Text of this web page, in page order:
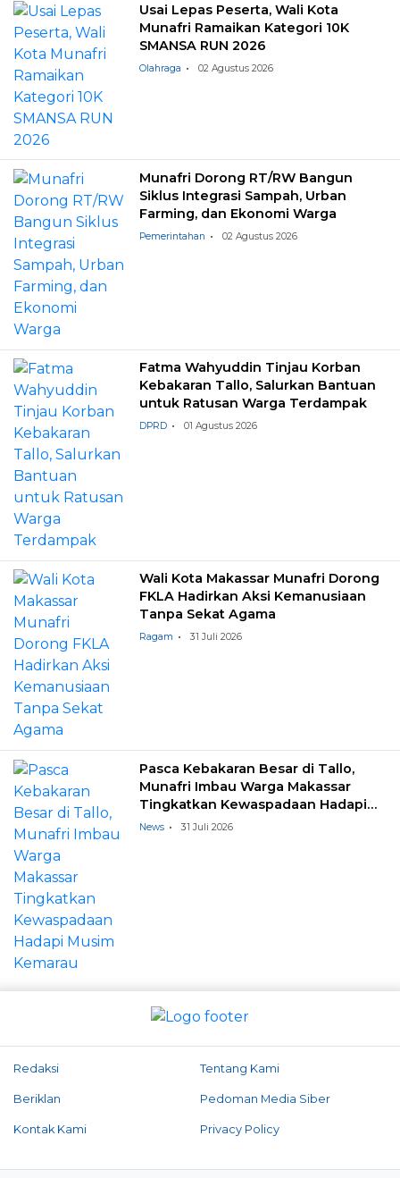
Usai Lepas Peserta, Wali Kota
Munafri Ramaikan Kategori 10K
SMANSA RUN 2026
Olahraga 02 Agustus 2026
Munafri Dorong RT/RW Bangun
Siklus Integrasi Sampah, Urban
Farming, dan Ekonomi Warga
Pemerintahan 02 Agustus 2026
Fatma Wahyuddin Tinjau Korban
Kebakaran Tallo, Salurkan Bantuan
untuk Ratusan Warga Terdampak
DPRD 01 Agustus 2026
Wali Kota Makassar Munafri Dorong
FKLA Hadirkan Aksi Kemanusiaan
Tanpa Sekat Agama
Ragam 31 Juli 2026
Pasca Kebakaran Besar di Tallo,
Munafri Imbau Warga Makassar
Tingkatkan Kewaspadaan Hadapi
Musim Kemarau
News 31 Juli 2026
Redaksi Tentang Kami
Beriklan Pedoman Media Siber
Kontak Kami Privacy Policy